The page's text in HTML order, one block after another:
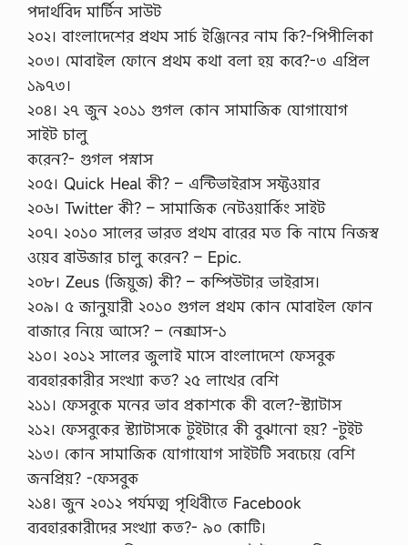
পদার্থবিদ মার্টিন সাউট
২০২। বাংলাদেশের প্রথম সার্চ ইঞ্জিনের নাম কি?-পিপীলিকা
২০৩। মোবাইল ফোনে প্রথম কথা বলা হয় কবে?-৩ এপ্রিল
১৯৭৩।
২০৪। ২৭ জুন ২০১১ গুগল কোন সামাজিক যোগাযোগ
সাইট চালু
করেন?- গুগল পস্নাস
২০৫। Quick Heal কী? – এন্টিভাইরাস সফ্টওয়ার
২০৬। Twitter কী? – সামাজিক নেটওয়ার্কিং সাইট
২০৭। ২০১০ সালের ভারত প্রথম বারের মত কি নামে নিজস্ব
ওয়েব ব্রাউজার চালু করেন? – Epic.
২০৮। Zeus (জিয়ুজ) কী? – কম্পিউটার ভাইরাস।
২০৯। ৫ জানুয়ারী ২০১০ গুগল প্রথম কোন মোবাইল ফোন
বাজারে নিয়ে আসে? – নেক্সাস-১
২১০। ২০১২ সালের জুলাই মাসে বাংলাদেশে ফেসবুক
ব্যবহারকারীর সংখ্যা কত? ২৫ লাখের বেশি
২১১। ফেসবুকে মনের ভাব প্রকাশকে কী বলে?-স্ট্যাটাস
২১২। ফেসবুকের স্ট্যাটাসকে টুইটারে কী বুঝানো হয়? -টুইট
২১৩। কোন সামাজিক যোগাযোগ সাইটটি সবচেয়ে বেশি
জনপ্রিয়? -ফেসবুক
২১৪। জুন ২০১২ পর্যমত্ম পৃথিবীতে Facebook
ব্যবহারকারীদের সংখ্যা কত?- ৯০ কোটি।